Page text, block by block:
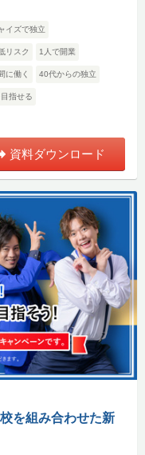
イズで独立
リスク 1人で開業
に働く 40代からの独立
指せる
資料ダウンロード
を組み合わせた新